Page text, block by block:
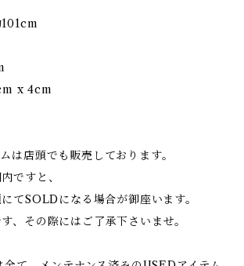
x 4cm
は店頭でも販売しております。
ですと、
てSOLDになる場合が御座います。
、その際にはご了承下さいませ。